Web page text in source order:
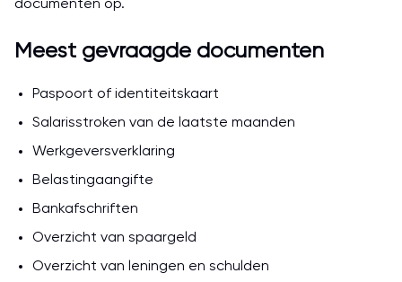
documenten op.
Meest gevraagde documenten
Paspoort of identiteitskaart
Salarisstroken van de laatste maanden
Werkgeversverklaring
Belastingaangifte
Bankafschriften
Overzicht van spaargeld
Overzicht van leningen en schulden